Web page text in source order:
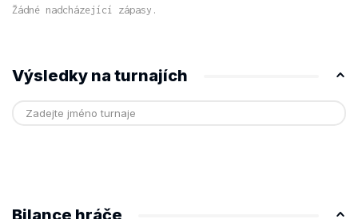
Žádné nadcházející zápasy.
Výsledky na turnajích
Bilance hráče